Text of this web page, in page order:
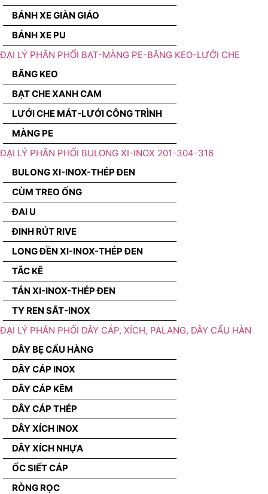
BÁNH XE GIÀN GIÁO
BÁNH XE PU
ĐẠI LÝ PHÂN PHỐI BẠT-MÀNG PE-BĂNG KEO-LƯỚI CHE
BĂNG KEO
BẠT CHE XANH CAM
LƯỚI CHE MÁT-LƯỚI CÔNG TRÌNH
MÀNG PE
ĐẠI LÝ PHÂN PHỐI BULONG XI-INOX 201-304-316
BULONG XI-INOX-THÉP ĐEN
CÙM TREO ỐNG
ĐAI U
ĐINH RÚT RIVE
LONG ĐỀN XI-INOX-THÉP ĐEN
TẮC KÊ
TÁN XI-INOX-THÉP ĐEN
TY REN SẮT-INOX
ĐẠI LÝ PHÂN PHỐI DÂY CÁP, XÍCH, PALANG, DÂY CẨU HÀN
DÂY BẸ CẨU HÀNG
DÂY CÁP INOX
DÂY CÁP KẼM
DÂY CÁP THÉP
DÂY XÍCH INOX
DÂY XÍCH NHỰA
ỐC SIẾT CÁP
RÒNG RỌC